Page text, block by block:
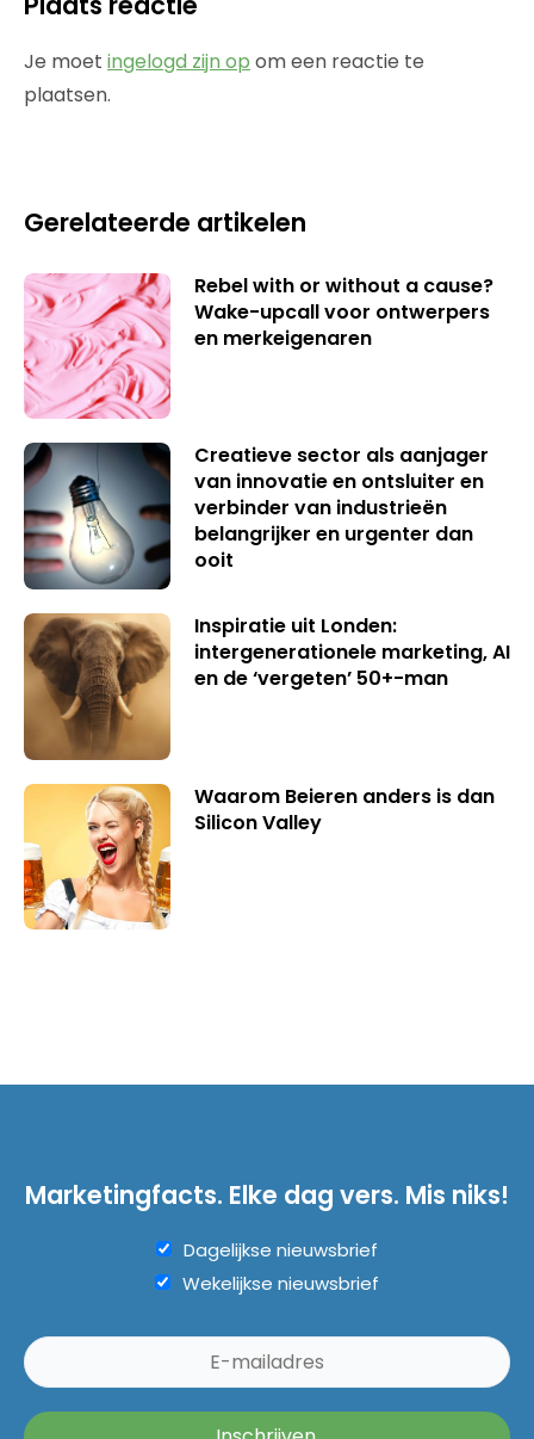
Je moet ingelogd zijn op om een reactie te
plaatsen.
Gerelateerde artikelen
Rebel with or without a cause?
Wake-upcall voor ontwerpers
en merkeigenaren
Creatieve sector als aanjager
van innovatie en ontsluiter en
verbinder van industrieën
belangrijker en urgenter dan
ooit
Inspiratie uit Londen:
intergenerationele marketing, AI
en de ‘vergeten’ 50+-man
Waarom Beieren anders is dan
Silicon Valley
Marketingfacts. Elke dag vers. Mis niks!
Dagelijkse nieuwsbrief
Wekelijkse nieuwsbrief